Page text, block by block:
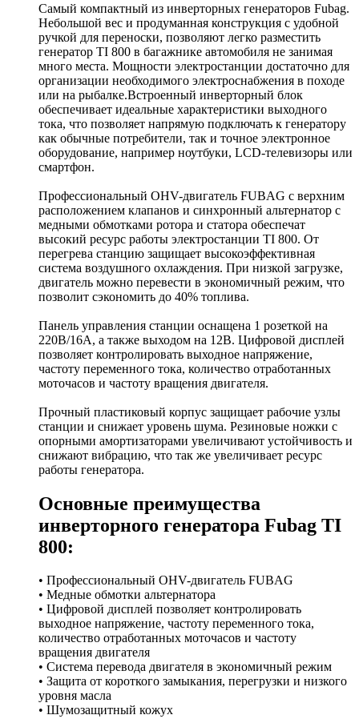
Самый компактный из инверторных генераторов Fubag.
Небольшой вес и продуманная конструкция с удобной
ручкой для переноски, позволяют легко разместить
генератор TI 800 в багажнике автомобиля не занимая
много места. Мощности электростанции достаточно для
организации необходимого электроснабжения в походе
или на рыбалке.Встроенный инверторный блок
обеспечивает идеальные характеристики выходного
тока, что позволяет напрямую подключать к генератору
как обычные потребители, так и точное электронное
оборудование, например ноутбуки, LCD-телевизоры или
смартфон.
Профессиональный OHV-двигатель FUBAG с верхним
расположением клапанов и синхронный альтернатор с
медными обмотками ротора и статора обеспечат
высокий ресурс работы электростанции TI 800. От
перегрева станцию защищает высокоэффективная
система воздушного охлаждения. При низкой загрузке,
двигатель можно перевести в экономичный режим, что
позволит сэкономить до 40% топлива.
Панель управления станции оснащена 1 розеткой на
220В/16А, а также выходом на 12В. Цифровой дисплей
позволяет контролировать выходное напряжение,
частоту переменного тока, количество отработанных
моточасов и частоту вращения двигателя.
Прочный пластиковый корпус защищает рабочие узлы
станции и снижает уровень шума. Резиновые ножки с
опорными амортизаторами увеличивают устойчивость и
снижают вибрацию, что так же увеличивает ресурс
работы генератора.
Основные преимущества
инверторного генератора Fubag TI
800:
• Профессиональный OHV-двигатель FUBAG
• Медные обмотки альтернатора
• Цифровой дисплей позволяет контролировать
выходное напряжение, частоту переменного тока,
количество отработанных моточасов и частоту
вращения двигателя
• Система перевода двигателя в экономичный режим
• Защита от короткого замыкания, перегрузки и низкого
уровня масла
• Шумозащитный кожух